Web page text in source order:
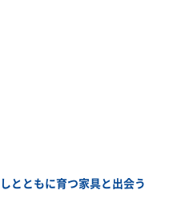
とともに育つ家具と出会う